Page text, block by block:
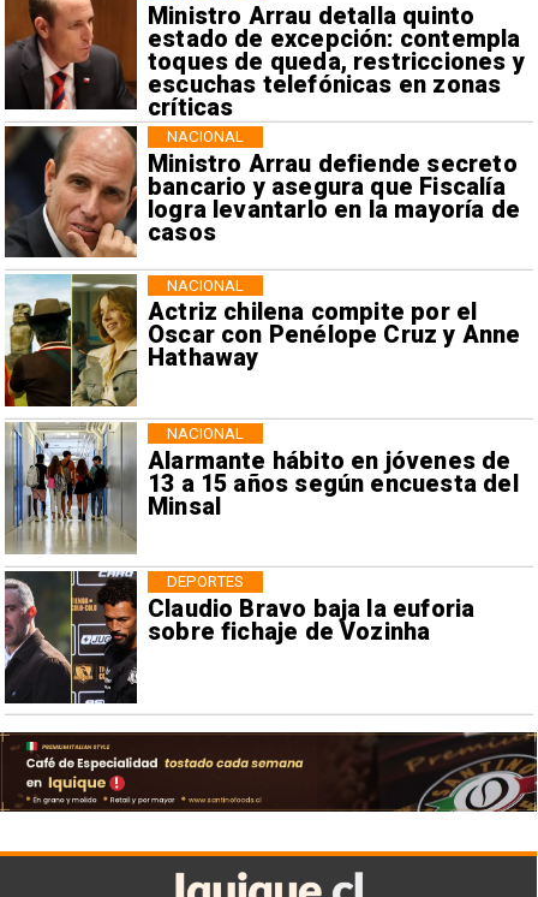
Ministro Arrau detalla quinto
estado de excepción: contempla
toques de queda, restricciones y
escuchas telefónicas en zonas
críticas
Ministro Arrau defiende secreto
bancario y asegura que Fiscalía
logra levantarlo en la mayoría de
casos
NACIONAL
Actriz chilena compite por el
Oscar con Penélope Cruz y Anne
Hathaway
NACIONAL
Alarmante hábito en jóvenes de
13 a 15 años según encuesta del
Minsal
NACIONAL
Claudio Bravo baja la euforia
sobre fichaje de Vozinha
DEPORTES